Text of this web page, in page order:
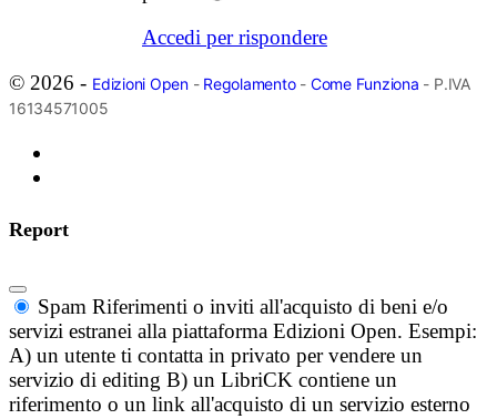
Accedi per rispondere
© 2026 - Edizioni Open- Regolamento- Come Funziona - P.IVA
16134571005
Report
Spam Riferimenti o inviti all'acquisto di beni e/o
servizi estranei alla piattaforma Edizioni Open. Esempi:
A) un utente ti contatta in privato per vendere un
servizio di editing B) un LibriCK contiene un
riferimento o un link all'acquisto di un servizio esterno